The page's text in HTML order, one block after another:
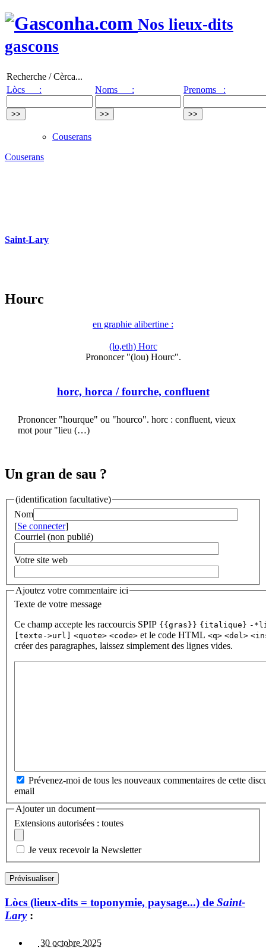
Nos lieux-dits
gascons
Recherche / Cèrca...
Lòcs :
Noms : Prenoms :
Couserans
Couserans
Saint-Lary
Hourc
en graphie alibertine :
(lo,eth) Horc
Prononcer "(lou) Hourc".
horc, horca / fourche, confluent
Prononcer "hourque" ou "hourco". horc : confluent, vieux
mot pour "lieu (…)
Un gran de sau ?
(identification facultative)
Nom
[Se connecter]
Courriel (non publié)
Votre site web
Ajoutez votre commentaire ici
Texte de votre message
Ce champ accepte les raccourcis SPIP {{gras}} {italique} -
[texte->url]
<quote> <code> et le code HTML <q> <del>
créer des paragraphes, laissez simplement des lignes vides.
Prévenez-moi de tous les nouveaux commentaires de cette
email
Ajouter un document
Extensions autorisées : toutes
Je veux recevoir la Newsletter
Lòcs (lieux-dits = toponymie, paysage...) de Saint-
Lary:
30 octobre 2025